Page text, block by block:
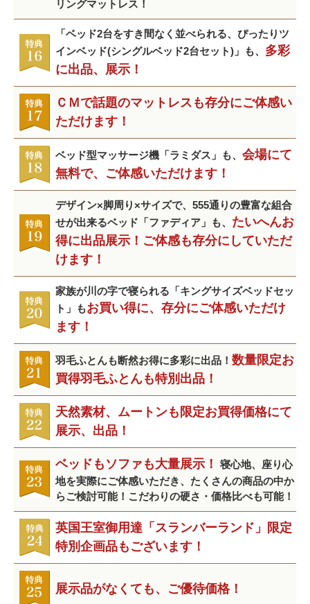
リングマットレス！
「ベッド2台をすき間なく並べられる、ぴったりツ
インベッド(シングルベッド2台セット)」も、 多彩
に出品、展示！
ＣＭで話題のマットレスも存分にご体感い
ただけます！
ベッド型マッサージ機「ラミダス」も、 会場にて
無料で、ご体感いただけます！
デザイン×脚周り×サイズで、555通りの豊富な組合
せが出来るベッド「ファディア」も、 たいへんお
得に出品展示！ご体感も存分にしていただ
けます！
家族が川の字で寝られる「キングサイズベッドセッ
ト」もお買い得に、存分にご体感いただけ
ます！
羽毛ふとんも断然お得に多彩に出品！ 数量限定お
買得羽毛ふとんも特別出品！
天然素材、ムートンも限定お買得価格にて
展示、出品！
ベッドもソファも大量展示！
寝心地、座り心
地を実際にご体感いただき、たくさんの商品の中か
らご検討可能！こだわりの硬さ・価格比べも可能！
英国王室御用達「スランバーランド」限定
特別企画品もございます！
展示品がなくても、ご優待価格！